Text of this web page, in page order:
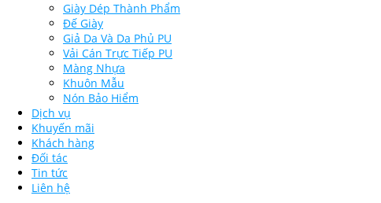
Giày Dép Thành Phẩm
Đế Giày
Giả Da Và Da Phủ PU
Vải Cán Trực Tiếp PU
Màng Nhựa
Khuôn Mẫu
Nón Bảo Hiểm
Dịch vụ
Khuyến mãi
Khách hàng
Đối tác
Tin tức
Liên hệ